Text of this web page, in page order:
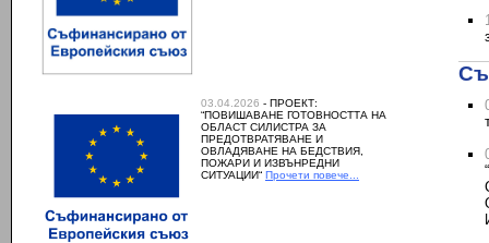
03.04.2026 - ПРОЕКТ:
“ПОВИШАВАНЕ ГОТОВНОСТТА НА
ОБЛАСТ СИЛИСТРА ЗА
ПРЕДОТВРАТЯВАНЕ И
ОВЛАДЯВАНЕ НА БЕДСТВИЯ,
ПОЖАРИ И ИЗВЪНРЕДНИ
СИТУАЦИИ“ Прочети повече...